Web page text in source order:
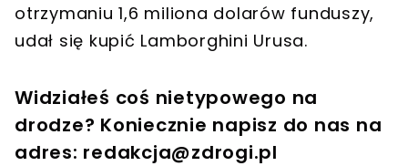
otrzymaniu 1,6 miliona dolarów funduszy,
udał się kupić Lamborghini Urusa.
Widziałeś coś nietypowego na
drodze? Koniecznie napisz do nas na
adres: redakcja@zdrogi.pl